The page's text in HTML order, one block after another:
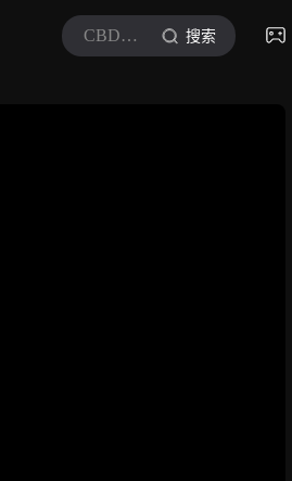
CBD撩影 搜索